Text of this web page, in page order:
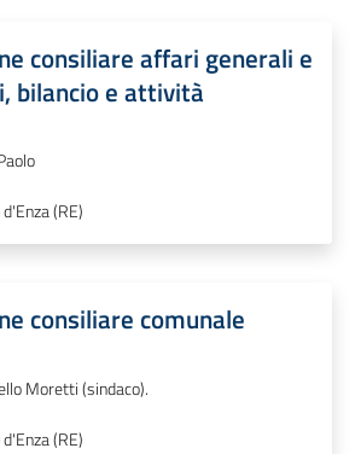
consiliare affari generali e
bilancio e attività
(RE)
consiliare comunale
Moretti (sindaco).
(RE)